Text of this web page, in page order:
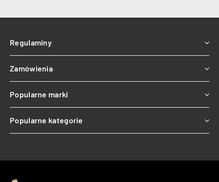
Regulaminy
Zamówienia
Popularne marki
Popularne kategorie